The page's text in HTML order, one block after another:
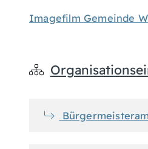
Imagefilm Gemeinde